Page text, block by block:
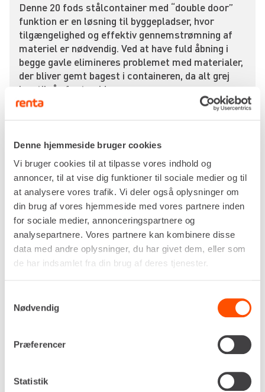
Denne hjemmeside bruger cookies
Vi bruger cookies til at tilpasse vores indhold og
annoncer, til at vise dig funktioner til sociale medier og til
at analysere vores trafik. Vi deler også oplysninger om
din brug af vores hjemmeside med vores partnere inden
for sociale medier, annonceringspartnere og
analysepartnere. Vores partnere kan kombinere disse
data med andre oplysninger, du har givet dem, eller som
de har indsamlet fra din brug af deres tjenester.
Nødvendig
Præferencer
Statistik
Denne 20 fods stålcontainer med “double door”
funktion er en løsning til byggepladser, hvor
tilgængelighed og effektiv gennemstrømning af
materiel er nødvendig. Ved at have fuld åbning i
begge gavle elimineres problemet med materialer,
der bliver gemt bagest i containeren, da alt grej
kan tilgås fra to sider.
Konstruktionen sikrer maksimal holdbarhed mod
uautoriseret adgang, hvilket gør den til et sikkert
valg for entreprenører og håndværkere, der
opbevarer kostbart værktøj og maskiner
udendørs.
Materiellet er særligt anvendeligt til opbevaring af
langt gods såsom rør, profiler og tømmer, da de
gennemgående døre muliggør hurtig af- og
pålæsning uden besværlige vendinger inde i
rummet. Ved større renoveringsopgaver fungerer
containeren som en effektiv logistiksluse, hvor
og minimerer tidsforbruget på intern flytning.
mobilt værksted, hvor det naturlige lysindfald fra
begge ender forbedrer arbejdsvilkårene under